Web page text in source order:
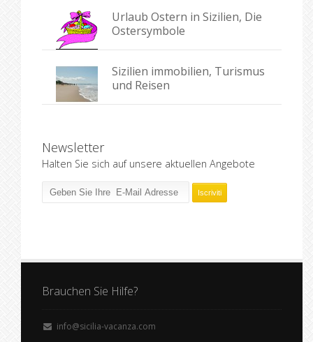
Urlaub Ostern in Sizilien, Die
Ostersymbole
Sizilien immobilien, Turismus
und Reisen
Newsletter
Halten Sie sich auf unsere aktuellen Angebote
Brauchen Sie Hilfe?
info@sicilia-vacanza.com